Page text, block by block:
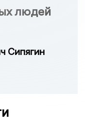
людей
Сипягин